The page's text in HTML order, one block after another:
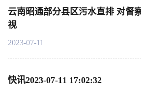
云南昭通部分县区污水直排 对督
视
2023-07-11
快讯2023-07-11 17:02:32